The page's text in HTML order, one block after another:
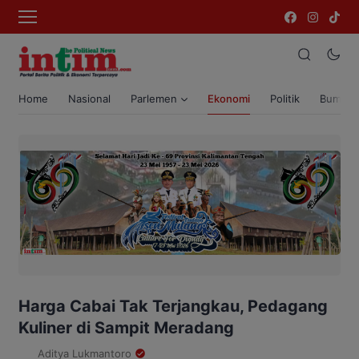
Home Nasional Parlemen Ekonomi Politik Bumi
Harga Cabai Tak Terjangkau, Pedagang
Kuliner di Sampit Meradang
Aditya Lukmantoro